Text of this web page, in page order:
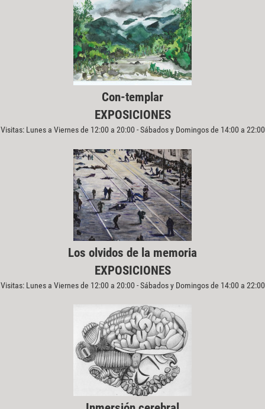
Con-templar
EXPOSICIONES
Visitas: Lunes a Viernes de 12:00 a 20:00 - Sábados y Domingos de 14:00 a 22:00
Los olvidos de la memoria
EXPOSICIONES
Visitas: Lunes a Viernes de 12:00 a 20:00 - Sábados y Domingos de 14:00 a 22:00